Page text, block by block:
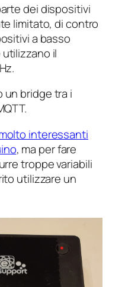
dei dispositivi
limitato, di contro
a basso
il
un bridge tra i
interessanti
, ma per fare
troppe variabili
utilizzare un